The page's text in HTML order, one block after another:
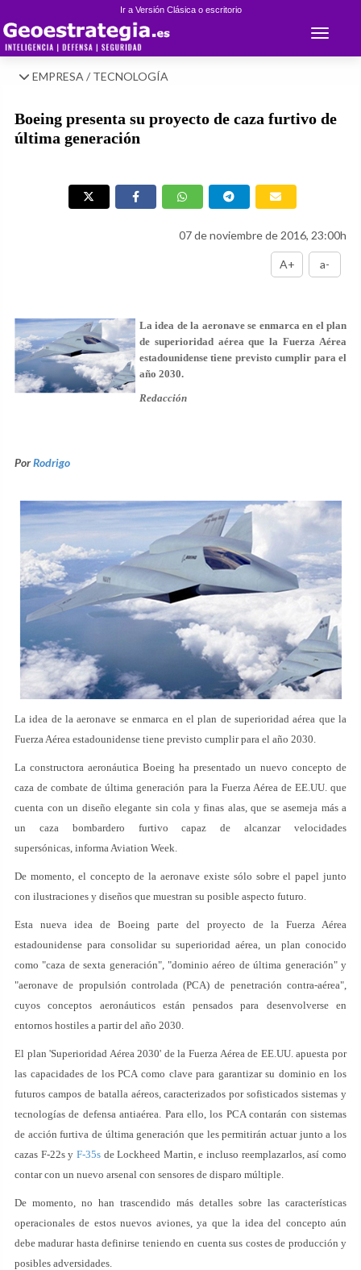
Ir a Versión Clásica o escritorio
Toggle
EMPRESA / TECNOLOGÍA
Boeing presenta su proyecto de caza furtivo de
última generación
07 de noviembre de 2016, 23:00h
A+ a-
La idea de la aeronave se enmarca en el plan
de superioridad aérea que la Fuerza Aérea
estadounidense tiene previsto cumplir para el
año 2030.
Redacción
PorRodrigo
La idea de la aeronave se enmarca en el plan de superioridad aérea que la
Fuerza Aérea estadounidense tiene previsto cumplir para el año 2030.
La constructora aeronáutica Boeing ha presentado un nuevo concepto de
caza de combate de última generación para la Fuerza Aérea de EE.UU. que
cuenta con un diseño elegante sin cola y finas alas, que se asemeja más a
un caza bombardero furtivo capaz de alcanzar velocidades
supersónicas, informa Aviation Week.
De momento, el concepto de la aeronave existe sólo sobre el papel junto
con ilustraciones y diseños que muestran su posible aspecto futuro.
Esta nueva idea de Boeing parte del proyecto de la Fuerza Aérea
estadounidense para consolidar su superioridad aérea, un plan conocido
como "caza de sexta generación", "dominio aéreo de última generación" y
"aeronave de propulsión controlada (PCA) de penetración contra-aérea",
cuyos conceptos aeronáuticos están pensados para desenvolverse en
entornos hostiles a partir del año 2030.
El plan 'Superioridad Aérea 2030' de la Fuerza Aérea de EE.UU. apuesta por
las capacidades de los PCA como clave para garantizar su dominio en los
futuros campos de batalla aéreos, caracterizados por sofisticados sistemas y
tecnologías de defensa antiaérea. Para ello, los PCA contarán con sistemas
de acción furtiva de última generación que les permitirán actuar junto a los
cazas F-22s y F-35sde Lockheed Martin, e incluso reemplazarlos, así como
contar con un nuevo arsenal con sensores de disparo múltiple.
De momento, no han trascendido más detalles sobre las características
operacionales de estos nuevos aviones, ya que la idea del concepto aún
debe madurar hasta definirse teniendo en cuenta sus costes de producción y
posibles adversidades.